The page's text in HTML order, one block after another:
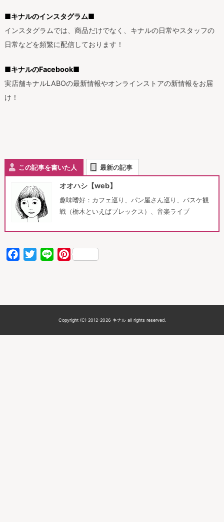
■キナルのインスタグラム■
インスタグラムでは、商品だけでなく、キナルの日常やスタッフの
日常などを頻繁に配信しております！
■キナルのFacebook■
実店舗キナルLABOの最新情報やオンラインストアの新情報をお届
け！
この記事を書いた人 最新の記事
オオハシ【web】
趣味嗜好：カフェ巡り、パン屋さん巡り、バスケ観
戦（栃木といえばブレックス）、音楽ライブ
FacebookTwitterLine Pinterest
Copyright (C) 2012-2026 キナル all rights reserved.